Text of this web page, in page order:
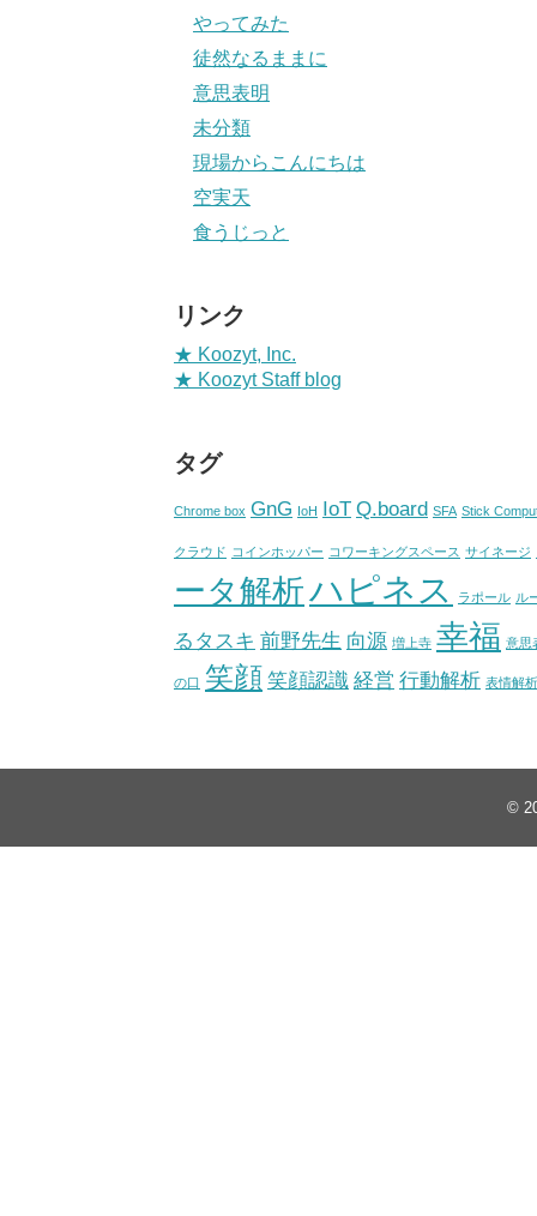
やってみた
徒然なるままに
意思表明
未分類
現場からこんにちは
空実天
食うじっと
リンク
★ Koozyt, Inc.
★ Koozyt Staff blog
タグ
Chrome box GnG IoH IoT Q.board SFA Stick
クラウド コインホッパー コワーキングスペース サイネージ
ータ解析ハピネス ラポール ル
るタスキ 前野先生 向源 増上寺 幸福 意思
の口 笑顔 笑顔認識 経営 行動解析 表情解析
©